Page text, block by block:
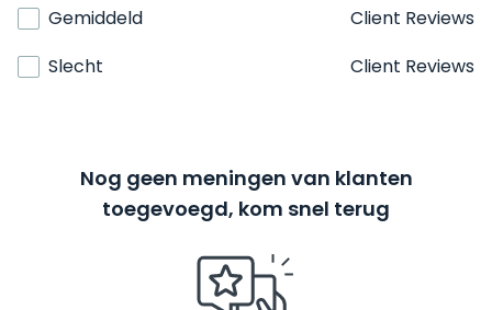
Gemiddeld
Client Reviews
Slecht
Client Reviews
Nog geen meningen van klanten
toegevoegd, kom snel terug